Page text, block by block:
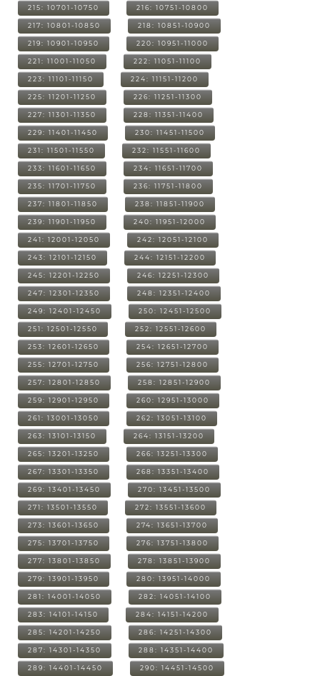
215: 10701-10750 216: 10751-10800
217: 10801-10850 218: 10851-10900
219: 10901-10950 220: 10951-11000
221: 11001-11050 222: 11051-11100
223: 11101-11150 224: 11151-11200
225: 11201-11250 226: 11251-11300
227: 11301-11350 228: 11351-11400
229: 11401-11450 230: 11451-11500
231: 11501-11550 232: 11551-11600
233: 11601-11650 234: 11651-11700
235: 11701-11750 236: 11751-11800
237: 11801-11850 238: 11851-11900
239: 11901-11950 240: 11951-12000
241: 12001-12050 242: 12051-12100
243: 12101-12150 244: 12151-12200
245: 12201-12250 246: 12251-12300
247: 12301-12350 248: 12351-12400
249: 12401-12450 250: 12451-12500
251: 12501-12550 252: 12551-12600
253: 12601-12650 254: 12651-12700
255: 12701-12750 256: 12751-12800
257: 12801-12850 258: 12851-12900
259: 12901-12950 260: 12951-13000
261: 13001-13050 262: 13051-13100
263: 13101-13150 264: 13151-13200
265: 13201-13250 266: 13251-13300
267: 13301-13350 268: 13351-13400
269: 13401-13450 270: 13451-13500
271: 13501-13550 272: 13551-13600
273: 13601-13650 274: 13651-13700
275: 13701-13750 276: 13751-13800
277: 13801-13850 278: 13851-13900
279: 13901-13950 280: 13951-14000
281: 14001-14050 282: 14051-14100
283: 14101-14150 284: 14151-14200
285: 14201-14250 286: 14251-14300
287: 14301-14350 288: 14351-14400
289: 14401-14450 290: 14451-14500